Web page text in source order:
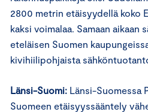
2800 metrin etäisyydellä koko
kaksi voimalaa. Samaan aikaan
eteläisen Suomen
kivihiilipohjaista
Länsi-Suomi: Länsi-Suomessa
Suomeen etäisyyssääntely